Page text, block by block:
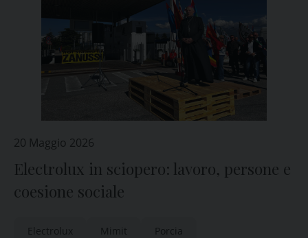
20 Maggio 2026
Electrolux in sciopero: lavoro, persone e
coesione sociale
Electrolux Mimit Porcia